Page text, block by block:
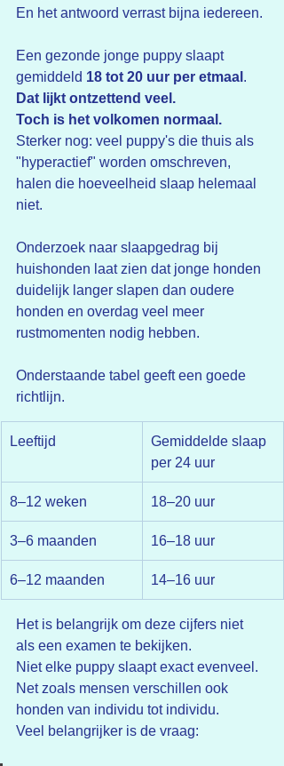
En het antwoord verrast bijna iedereen.
Een gezonde jonge puppy slaapt
gemiddeld 18 tot 20 uur per etmaal .
Dat lijkt ontzettend veel.
Toch is het volkomen normaal.
Sterker nog: veel puppy's die thuis als
"hyperactief" worden omschreven,
halen die hoeveelheid slaap helemaal
niet.
Onderzoek naar slaapgedrag bij
huishonden laat zien dat jonge honden
duidelijk langer slapen dan oudere
honden en overdag veel meer
rustmomenten nodig hebben.
Onderstaande tabel geeft een goede
richtlijn.
Leeftijd
Gemiddelde slaap
per 24 uur
8–12 weken 18–20 uur
3–6 maanden 16–18 uur
6–12 maanden 14–16 uur
Het is belangrijk om deze cijfers niet
als een examen te bekijken.
Niet elke puppy slaapt exact evenveel.
Net zoals mensen verschillen ook
honden van individu tot individu.
Veel belangrijker is de vraag: